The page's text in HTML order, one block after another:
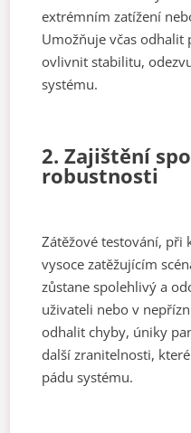
extrémním zatížení
Umožňuje včas
ovlivnit stabilitu,
systému.
2. Zajištění
robustnosti
Zátěžové testování, při
vysoce zatěžujícím
zůstane spolehlivý a
uživateli nebo v
odhalit chyby, úniky
další zranitelnosti,
pádu systému.